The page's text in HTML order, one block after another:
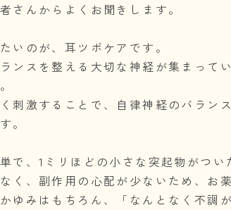
さんからよくお聞きします。
いのが、耳ツボケアです。
ンスを整える大切な神経が集まって
刺激することで、自律神経のバラン
。
で、1ミリほどの小さな突起物がつ
く、副作用の心配が少ないため、お
ゆみはもちろん、「なんとなく不調